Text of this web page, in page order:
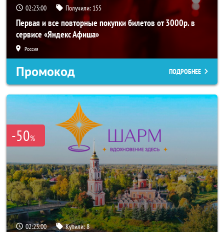
02:22:59 Получили: 155
Первая и все повторные покупки билетов от 3000р. в
сервисе «Яндекс Афиша»
Россия
Промокод ПОДРОБНЕЕ
-50%
02:22:59 Купили:8